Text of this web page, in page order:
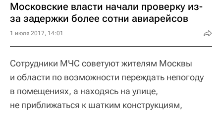
Московские власти начали проверку из-
за задержки более сотни авиарейсов
1 июля 2017, 14:01
Сотрудники МЧС советуют жителям Москвы
и области по возможности переждать непогоду
в помещениях, а находясь на улице,
не приближаться к шатким конструкциям,